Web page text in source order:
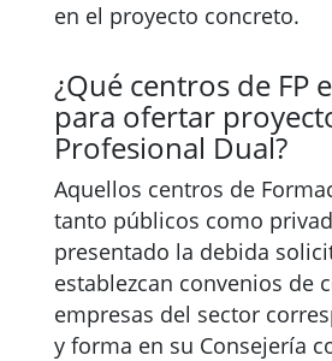
en el proyecto concreto.
¿Qué centros de FP
para ofertar
Profesional Dual?
Aquellos centros de
tanto públicos como
presentado la debida
establezcan convenios de
empresas del sector
y forma en su Consejería